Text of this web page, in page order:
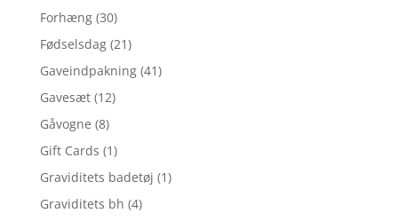
Forhæng (30)
Fødselsdag (21)
Gaveindpakning (41)
Gavesæt (12)
Gåvogne (8)
Gift Cards (1)
Graviditets badetøj (1)
Graviditets bh (4)